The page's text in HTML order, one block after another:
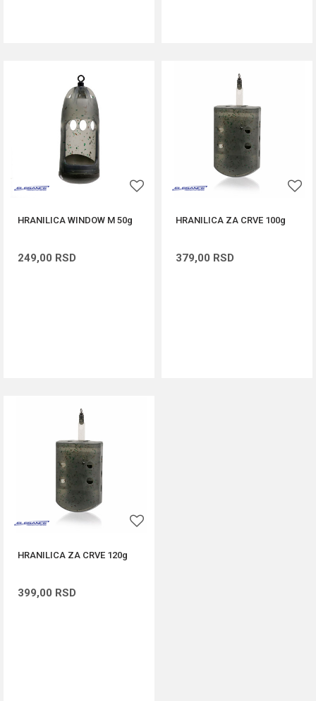
HRANILICA WINDOW M 50g
249,00 RSD
HRANILICA ZA CRVE 100g
379,00 RSD
HRANILICA ZA CRVE 120g
399,00 RSD